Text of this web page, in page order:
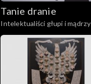
Tanie dranie
Intelektualiści głupi i mądrzy